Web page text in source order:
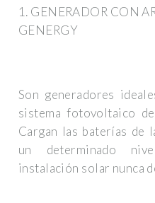
1. GENERADOR CON
GENERGY
Son generadores
sistema fotovoltaico
Cargan las baterías de
un determinado
instalación solar nunca